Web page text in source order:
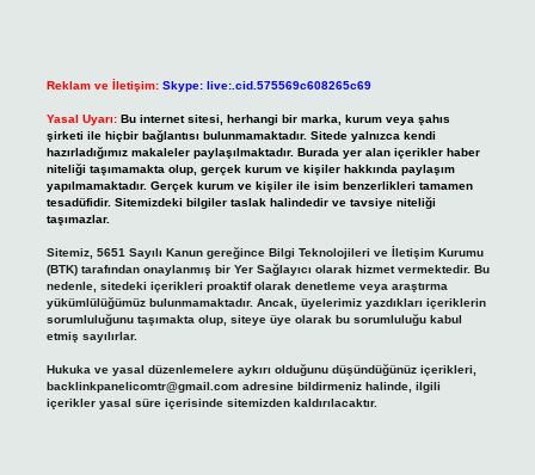
Reklam ve İletişim: Skype: live:.cid.575569c608265c69
Yasal Uyarı: Bu internet sitesi, herhangi bir marka, kurum veya şahıs
şirketi ile hiçbir bağlantısı bulunmamaktadır. Sitede yalnızca kendi
hazırladığımız makaleler paylaşılmaktadır. Burada yer alan içerikler haber
niteliği taşımamakta olup, gerçek kurum ve kişiler hakkında paylaşım
yapılmamaktadır. Gerçek kurum ve kişiler ile isim benzerlikleri tamamen
tesadüfidir. Sitemizdeki bilgiler taslak halindedir ve tavsiye niteliği
taşımazlar.
Sitemiz, 5651 Sayılı Kanun gereğince Bilgi Teknolojileri ve İletişim Kurumu
(BTK) tarafından onaylanmış bir Yer Sağlayıcı olarak hizmet vermektedir. Bu
nedenle, sitedeki içerikleri proaktif olarak denetleme veya araştırma
yükümlülüğümüz bulunmamaktadır. Ancak, üyelerimiz yazdıkları içeriklerin
sorumluluğunu taşımakta olup, siteye üye olarak bu sorumluluğu kabul
etmiş sayılırlar.
Hukuka ve yasal düzenlemelere aykırı olduğunu düşündüğünüz içerikleri,
backlinkpanelicomtr@gmail.comadresine bildirmeniz halinde, ilgili
içerikler yasal süre içerisinde sitemizden kaldırılacaktır.